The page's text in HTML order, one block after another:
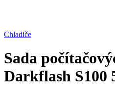
Chladiče
Sada
Darkflash S100